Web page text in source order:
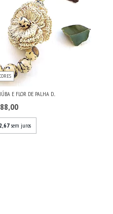
E FLOR DE PALHA D...
sem juros